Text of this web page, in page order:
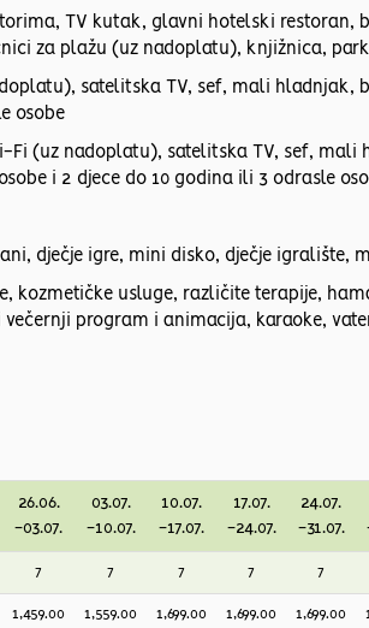
TV kutak, glavni hotelski restoran,
za plažu (uz nadoplatu), knjižnica,
satelitska TV, sef, mali hladnjak,
osobe
(uz nadoplatu), satelitska TV, sef, mali
i 2 djece do 10 godina ili 3 odrasle
dječje igre, mini disko, dječje
kozmetičke usluge, različite terapije,
program i animacija, karaoke,
26.06.
-03.07.
03.07.
-10.07.
10.07.
-17.07.
17.07.
-24.07.
24.07.
-31.07.
7 7 7 7 7
1,459.00
1,559.00
1,699.00
1,699.00
1,699.00